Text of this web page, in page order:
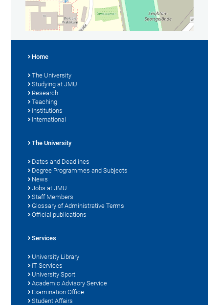
Home
The University
Studying at JMU
Research
Teaching
Institutions
International
The University
Dates and Deadlines
Degree Programmes and Subjects
News
Jobs at JMU
Staff Members
Glossary of Administrative Terms
Official publications
Services
University Library
IT Services
University Sport
Academic Advisory Service
Examination Office
Student Affairs